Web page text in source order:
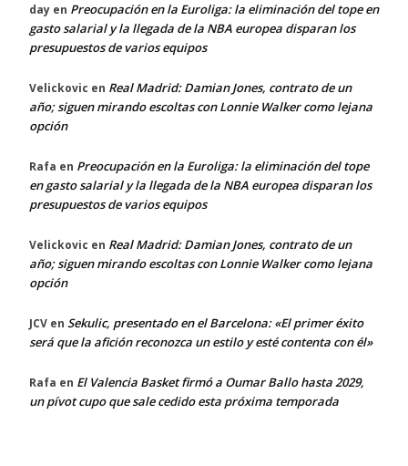
day en Preocupación en la Euroliga: la eliminación del tope en
gasto salarial y la llegada de la NBA europea disparan los
presupuestos de varios equipos
Velickovic en Real Madrid: Damian Jones, contrato de un
año; siguen mirando escoltas con Lonnie Walker como lejana
opción
Rafa en Preocupación en la Euroliga: la eliminación del tope
en gasto salarial y la llegada de la NBA europea disparan los
presupuestos de varios equipos
Velickovic en Real Madrid: Damian Jones, contrato de un
año; siguen mirando escoltas con Lonnie Walker como lejana
opción
JCV en Sekulic, presentado en el Barcelona: «El primer éxito
será que la afición reconozca un estilo y esté contenta con él»
Rafa en El Valencia Basket firmó a Oumar Ballo hasta 2029,
un pívot cupo que sale cedido esta próxima temporada